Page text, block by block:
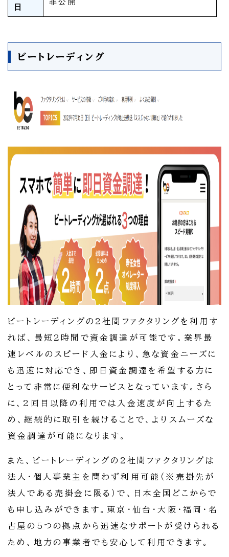
日
ビートレーディング
ビートレーディングの2社間ファクタリングを利用す
れば、最短2時間で資金調達が可能です。業界最
速レベルのスピード入金により、急な資金ニーズに
も迅速に対応でき、即日資金調達を希望する方に
とって非常に便利なサービスとなっています。さら
に、2回目以降の利用では入金速度が向上するた
め、継続的に取引を続けることで、よりスムーズな
資金調達が可能になります。
また、ビートレーディングの2社間ファクタリングは
法人・個人事業主を問わず利用可能（※売掛先が
法人である売掛金に限る）で、日本全国どこからで
も申し込みができます。東京・仙台・大阪・福岡・名
古屋の5つの拠点から迅速なサポートが受けられる
ため、地方の事業者でも安心して利用できます。